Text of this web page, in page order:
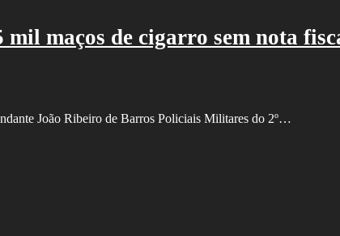
maços de cigarro sem nota
João Ribeiro de Barros Policiais Militares do 2º…